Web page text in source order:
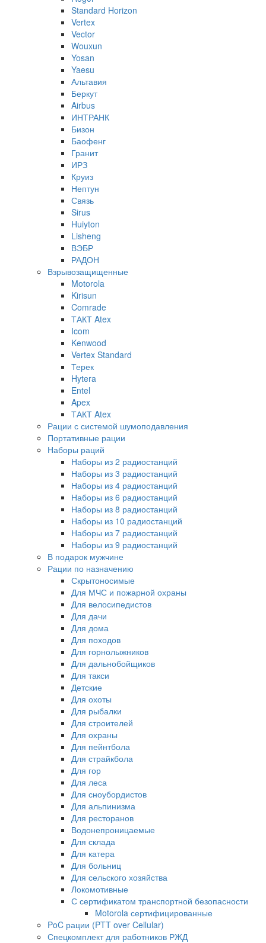
Standard Horizon
Vertex
Vector
Wouxun
Yosan
Yaesu
Альтавия
Беркут
Airbus
ИНТРАНК
Бизон
Баофенг
Гранит
ИРЗ
Круиз
Нептун
Связь
Sirus
Huiyton
Lisheng
ВЭБР
РАДОН
Взрывозащищенные
Motorola
Kirisun
Comrade
ТАКТ Atex
Icom
Kenwood
Vertex Standard
Терек
Hytera
Entel
Apex
ТАКТ Atex
Рации с системой шумоподавления
Портативные рации
Наборы раций
Наборы из 2 радиостанций
Наборы из 3 радиостанций
Наборы из 4 радиостанций
Наборы из 6 радиостанций
Наборы из 8 радиостанций
Наборы из 10 радиостанций
Наборы из 7 радиостанций
Наборы из 9 радиостанций
В подарок мужчине
Рации по назначению
Скрытоносимые
Для МЧС и пожарной охраны
Для велосипедистов
Для дачи
Для дома
Для походов
Для горнолыжников
Для дальнобойщиков
Для такси
Детские
Для охоты
Для рыбалки
Для строителей
Для охраны
Для пейнтбола
Для страйкбола
Для гор
Для леса
Для сноубордистов
Для альпинизма
Для ресторанов
Водонепроницаемые
Для склада
Для катера
Для больниц
Для сельского хозяйства
Локомотивные
С сертификатом транспортной безопасности
Motorola сертифицированные
PoC рации (PTT over Cellular)
Спецкомплект для работников РЖД